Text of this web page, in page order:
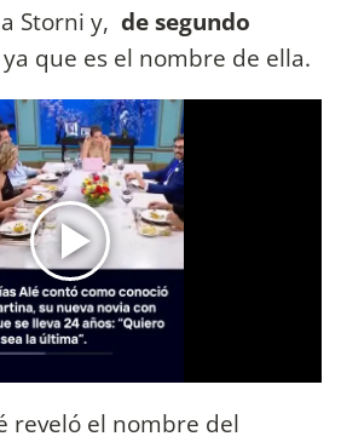
Storni y, de segundo
ya que es el nombre de ella.
reveló el nombre del